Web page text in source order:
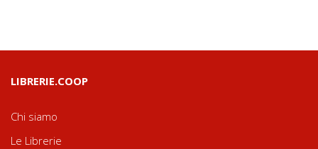
LIBRERIE.COOP
Chi siamo
Le Librerie